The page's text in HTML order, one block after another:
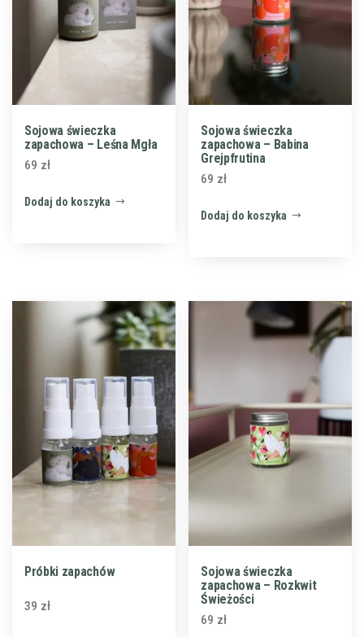
Sojowa świeczka
zapachowa – Leśna Mgła
69 zł
Dodaj do koszyka
Sojowa świeczka
zapachowa – Babina
Grejpfrutina
69 zł
Dodaj do koszyka
Próbki zapachów
39 zł
Sojowa świeczka
zapachowa – Rozkwit
Świeżości
69 zł